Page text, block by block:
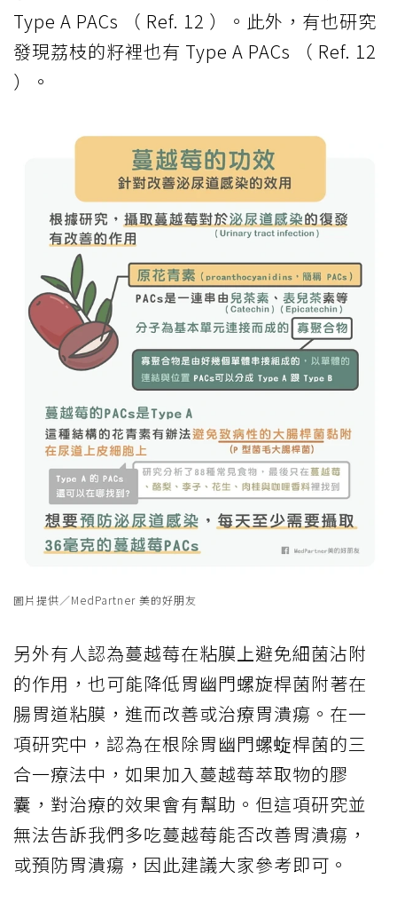
Type A PACs （ Ref. 12 ）。此外，有也研究
發現荔枝的籽裡也有 Type A PACs （ Ref. 12
）。
圖片提供／MedPartner 美的好朋友
另外有人認為蔓越莓在粘膜上避免細菌沾附
的作用，也可能降低胃幽門螺旋桿菌附著在
腸胃道粘膜，進而改善或治療胃潰瘍。在一
項研究中，認為在根除胃幽門螺蜁桿菌的三
合一療法中，如果加入蔓越莓萃取物的膠
囊，對治療的效果會有幫助。但這項研究並
無法告訴我們多吃蔓越莓能否改善胃潰瘍，
或預防胃潰瘍，因此建議大家參考即可。